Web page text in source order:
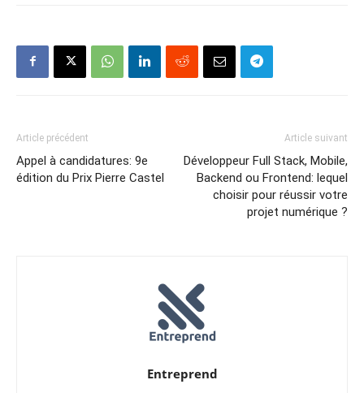
Article précédent
Appel à candidatures: 9e
édition du Prix Pierre Castel
Article suivant
Développeur Full Stack, Mobile,
Backend ou Frontend: lequel
choisir pour réussir votre
projet numérique ?
Entreprend